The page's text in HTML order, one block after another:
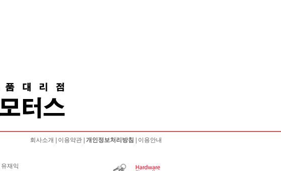
회사소개 이용약관 개인정보처리방침 이용안내
유재익